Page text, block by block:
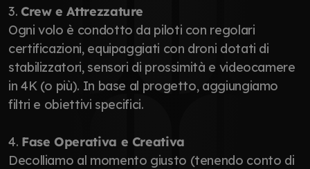
3. Crew e Attrezzature
Ogni volo è condotto da piloti con regolari
certificazioni, equipaggiati con droni dotati di
stabilizzatori, sensori di prossimità e videocamere
in 4K (o più). In base al progetto, aggiungiamo
filtri e obiettivi specifici.
4. Fase Operativa e Creativa
Decolliamo al momento giusto (tenendo conto di